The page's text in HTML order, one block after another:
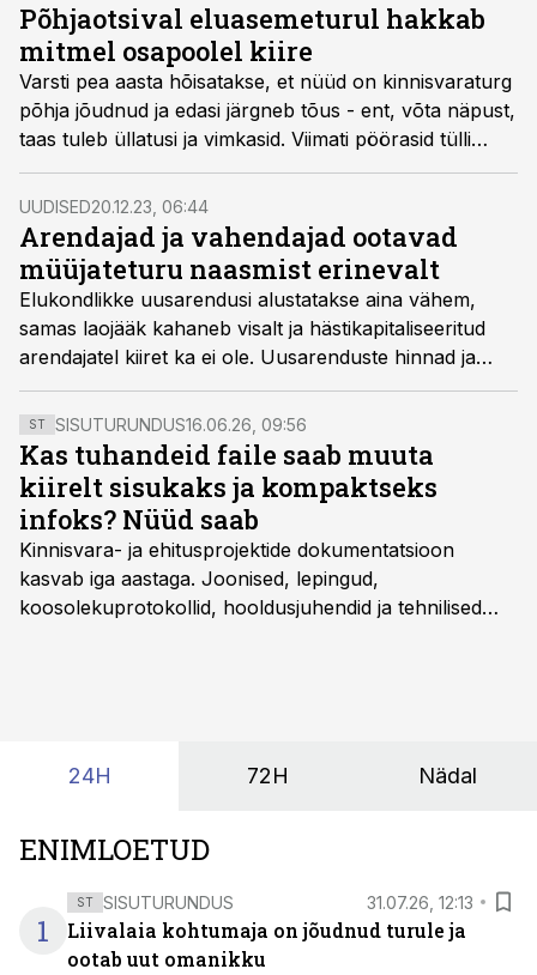
Põhjaotsival eluasemeturul hakkab
mitmel osapoolel kiire
Varsti pea aasta hõisatakse, et nüüd on kinnisvaraturg
põhja jõudnud ja edasi järgneb tõus - ent, võta näpust,
taas tuleb üllatusi ja vimkasid. Viimati pöörasid tülli
ehitajad ja arendajad - ühed on närvis, teised stressis.
Kinnisvaravahendajad prognoosivad edasist.
UUDISED20.12.23, 06:44
Arendajad ja vahendajad ootavad
müüjateturu naasmist erinevalt
Elukondlikke uusarendusi alustatakse aina vähem,
samas laojääk kahaneb visalt ja hästikapitaliseeritud
arendajatel kiiret ka ei ole. Uusarenduste hinnad ja
järelturu hinnad kärisevad teineteisest lahku järjest
rohkem. Aga ostjateturg saab ükskord otsa.
ST SISUTURUNDUS16.06.26, 09:56
Kas tuhandeid faile saab muuta
kiirelt sisukaks ja kompaktseks
infoks? Nüüd saab
Kinnisvara- ja ehitusprojektide dokumentatsioon
kasvab iga aastaga. Joonised, lepingud,
koosolekuprotokollid, hooldusjuhendid ja tehnilised
24H 72H Nädal
ENIMLOETUD
1
ST SISUTURUNDUS 31.07.26, 12:13
Liivalaia kohtumaja on jõudnud turule ja
ootab uut omanikku